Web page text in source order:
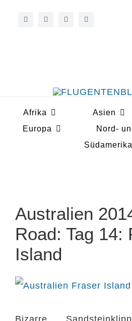
Afrika Asien
Europa
Nord-
Südamerika
Australien
Road: Tag 14:
Island
Zeige
Bizarre